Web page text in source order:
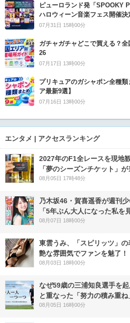
ピューロランド発「SPOOKY
ハロウィーン音楽フェス開催決
07月31日 15時00分
ガチャガチャどこで買える？
26
07月17日 13時00分
プリキュアのガシャポン全種
ア最新9選】
07月16日 13時00分
エンタメ | アクセスランキング
2027年のF1全レースを現地
「夢のシーズンチケット」が
08月05日 17時48分
乃木坂46・賀喜遥香が週刊
「5年ぶん大人になった私を
08月07日 18時00分
東雲うみ、「スピリッツ」
艶な雰囲気でファンを魅了！
08月03日 18時00分
なぜ59歳の三浦知良選手を
と重なった「努力の積み重ね
08月05日 16時00分